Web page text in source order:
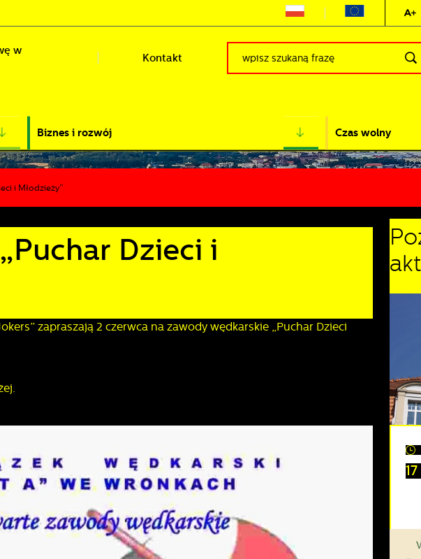
w
Kontakt
Biznes i rozwój Czas wolny
i Młodzieży”
Dzieci i
zapraszają 2 czerwca na zawody wędkarskie „Puchar Dzieci